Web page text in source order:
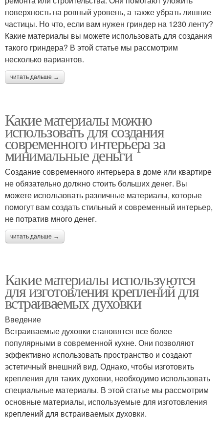
поверхность на ровный уровень, а также убрать лишние
частицы. Но что, если вам нужен гриндер на 1230 ленту?
Какие материалы вы можете использовать для создания
такого гриндера? В этой статье мы рассмотрим
несколько вариантов.
читать дальше →
Какие материалы можно
использовать для создания
современного интерьера за
минимальные деньги
Создание современного интерьера в доме или квартире
не обязательно должно стоить больших денег. Вы
можете использовать различные материалы, которые
помогут вам создать стильный и современный интерьер,
не потратив много денег.
читать дальше →
Какие материалы используются
для изготовления креплений для
встраиваемых духовки
Введение
Встраиваемые духовки становятся все более
популярными в современной кухне. Они позволяют
эффективно использовать пространство и создают
эстетичный внешний вид. Однако, чтобы изготовить
крепления для таких духовки, необходимо использовать
специальные материалы. В этой статье мы рассмотрим
основные материалы, используемые для изготовления
креплений для встраиваемых духовки.